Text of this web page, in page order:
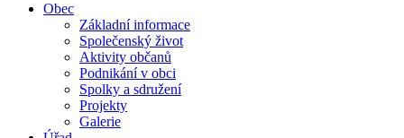
Obec
Základní informace
Společenský život
Aktivity občanů
Podnikání v obci
Spolky a sdružení
Projekty
Galerie